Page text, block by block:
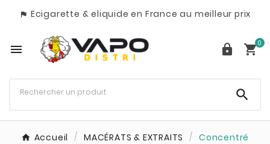
 Ecigarette & eliquide en France au meilleur prix
  0

Accueil MACÉRATS & EXTRAITS
Concentré